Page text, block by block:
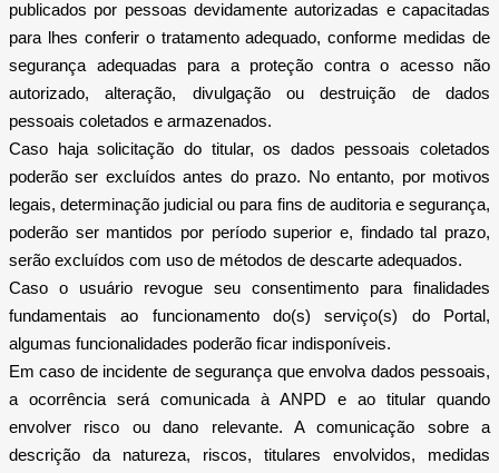
publicados por pessoas devidamente autorizadas e capacitadas
para lhes conferir o tratamento adequado, conforme medidas de
segurança adequadas para a proteção contra o acesso não
autorizado, alteração, divulgação ou destruição de dados
pessoais coletados e armazenados.
Caso haja solicitação do titular, os dados pessoais coletados
poderão ser excluídos antes do prazo. No entanto, por motivos
legais, determinação judicial ou para fins de auditoria e segurança,
poderão ser mantidos por período superior e, findado tal prazo,
serão excluídos com uso de métodos de descarte adequados.
Caso o usuário revogue seu consentimento para finalidades
fundamentais ao funcionamento do(s) serviço(s) do Portal,
algumas funcionalidades poderão ficar indisponíveis.
Em caso de incidente de segurança que envolva dados pessoais,
a ocorrência será comunicada à ANPD e ao titular quando
envolver risco ou dano relevante. A comunicação sobre a
descrição da natureza, riscos, titulares envolvidos, medidas